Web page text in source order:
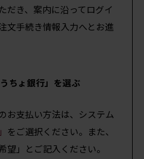
だき、案内に沿ってログイ
手続き情報入力へとお進
ちょ銀行」を選ぶ
お支払い方法は、システム
をご選択ください。また、
望」とご記入ください。